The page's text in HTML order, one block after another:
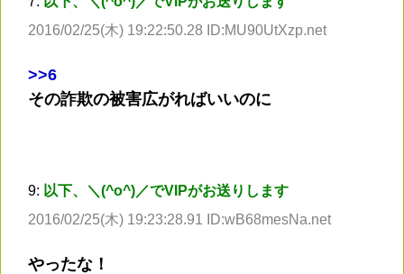
2016/02/25(木) 19:22:50.28 ID:MU90UtXzp.net
>>6
その詐欺の被害広がればいいのに
9: 以下、＼(^o^)／でVIPがお送りします
2016/02/25(木) 19:23:28.91 ID:wB68mesNa.net
やったな！